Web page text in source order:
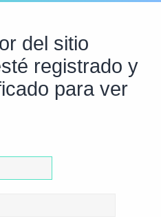
del sitio
registrado y
para ver